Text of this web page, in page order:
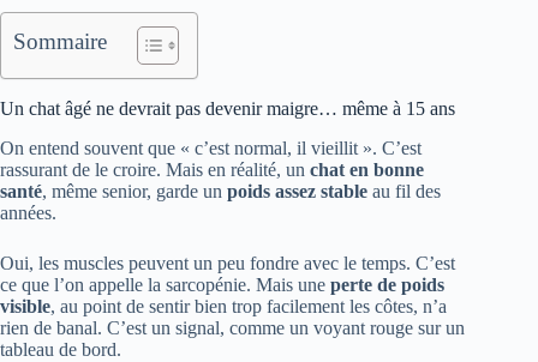
Sommaire
Un chat âgé ne devrait pas devenir maigre… même à 15 ans
On entend souvent que « c’est normal, il vieillit ». C’est
rassurant de le croire. Mais en réalité, un chat en bonne
santé, même senior, garde un poids assez stable au fil des
années.
Oui, les muscles peuvent un peu fondre avec le temps. C’est
ce que l’on appelle la sarcopénie. Mais une perte de poids
visible, au point de sentir bien trop facilement les côtes, n’a
rien de banal. C’est un signal, comme un voyant rouge sur un
tableau de bord.